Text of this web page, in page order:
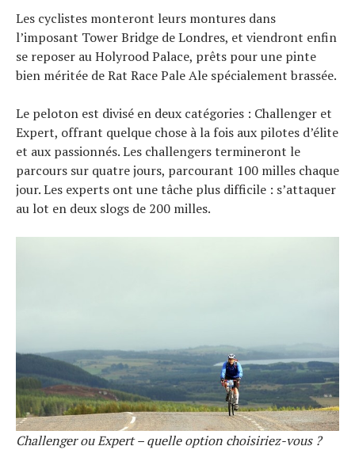
Les cyclistes monteront leurs montures dans
l’imposant Tower Bridge de Londres, et viendront enfin
se reposer au Holyrood Palace, prêts pour une pinte
bien méritée de Rat Race Pale Ale spécialement brassée.
Le peloton est divisé en deux catégories : Challenger et
Expert, offrant quelque chose à la fois aux pilotes d’élite
et aux passionnés. Les challengers termineront le
parcours sur quatre jours, parcourant 100 milles chaque
jour. Les experts ont une tâche plus difficile : s’attaquer
au lot en deux slogs de 200 milles.
Challenger ou Expert – quelle option choisiriez-vous ?